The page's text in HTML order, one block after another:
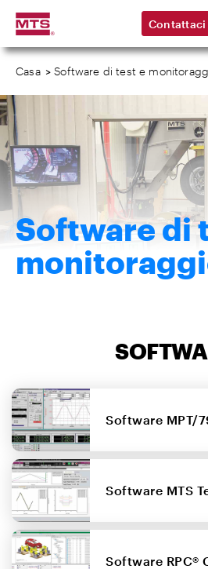
Contattaci
Casa >Software di test e
Software di
Software MPT/
Software MTS
Software RPC®